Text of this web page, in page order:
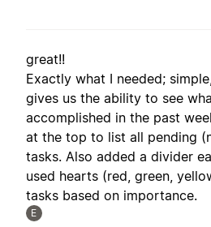
great!!
Exactly what I needed;
gives us the ability to see
accomplished in the past
at the top to list all pending
tasks. Also added a divider
used hearts (red, green,
tasks based on importance.
E